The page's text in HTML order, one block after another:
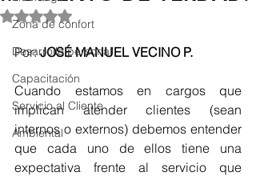
Zona de confort
Desarrollo personal
Capacitación
Servicio al Cliente
Ambiental
Obtuvo NaN de 5 estrellas.
Por: JOSÉ MANUEL VECINO P.
Cuando estamos en cargos que
implican atender clientes (sean
internos o externos) debemos entender
que cada uno de ellos tiene una
expectativa frente al servicio que